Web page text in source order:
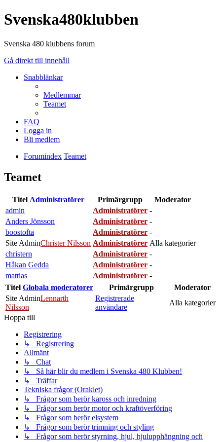
Svenska480klubben
Svenska 480 klubbens forum
Gå direkt till innehåll
Snabblänkar
Medlemmar
Teamet
FAQ
Logga in
Bli medlem
Forumindex Teamet
Teamet
Titel Administratörer Primärgrupp
Moderator
admin
Administratörer -
Anders Jönsson
Administratörer -
boostofta
Administratörer -
Site AdminChrister Nilsson Administratörer Alla kategorier
christern
Administratörer -
Håkan Gedda
Administratörer -
mattias
Administratörer -
Titel Globala moderatorer Primärgrupp
Moderator
Site AdminLennarth
Nilsson
Registrerade
användare
Alla kategorier
Hoppa till
Registrering
↳ Registrering
Allmänt
↳ Chat
↳ Så här blir du medlem i Svenska 480 Klubben!
↳ Träffar
Tekniska frågor (Oraklet)
↳ Frågor som berör kaross och inredning
↳ Frågor som berör motor och kraftöverföring
↳ Frågor som berör elsystem
↳ Frågor som berör trimning och styling
↳ Frågor som berör styrning, hjul, hjulupphängning och